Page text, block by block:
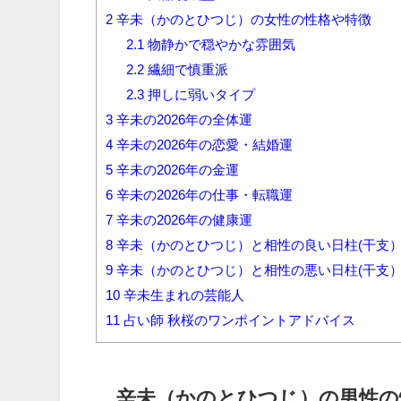
2 辛未（かのとひつじ）の女性の性格や特徴
2.1 物静かで穏やかな雰囲気
2.2 繊細で慎重派
2.3 押しに弱いタイプ
3 辛未の2026年の全体運
4 辛未の2026年の恋愛・結婚運
5 辛未の2026年の金運
6 辛未の2026年の仕事・転職運
7 辛未の2026年の健康運
8 辛未（かのとひつじ）と相性の良い日柱(干支）
9 辛未（かのとひつじ）と相性の悪い日柱(干支）
10 辛未生まれの芸能人
11 占い師 秋桜のワンポイントアドバイス